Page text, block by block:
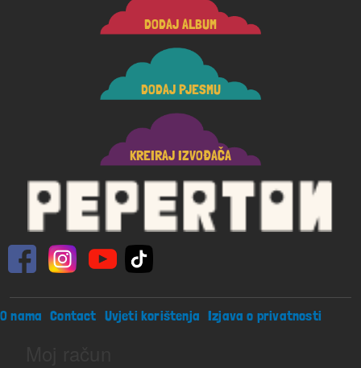
DODAJ ALBUM
DODAJ PJESMU
KREIRAJ IZVOĐAČA
Footer menu
O nama Contact Uvjeti korištenja Izjava o privatnosti